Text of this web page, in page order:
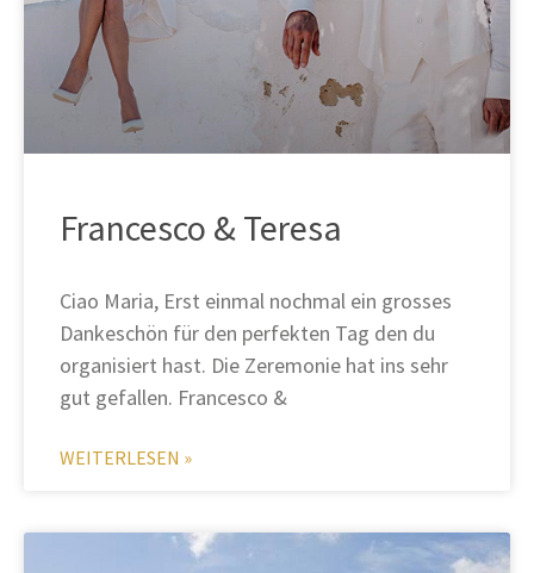
Francesco & Teresa
Ciao Maria, Erst einmal nochmal ein grosses
Dankeschön für den perfekten Tag den du
organisiert hast. Die Zeremonie hat ins sehr
gut gefallen. Francesco &
WEITERLESEN »